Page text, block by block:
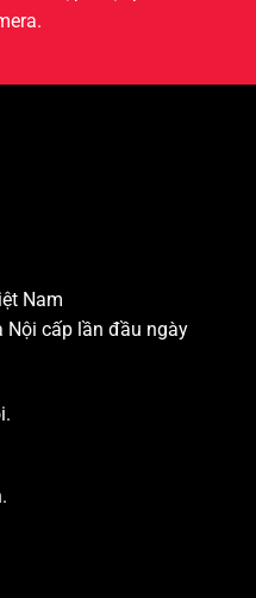
Nam
Nội cấp lần đầu ngày